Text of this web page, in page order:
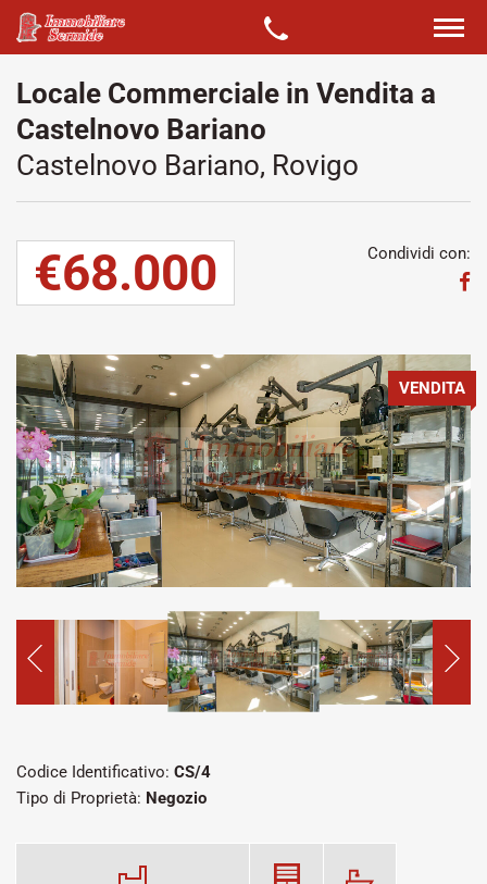
Locale Commerciale in Vendita a
Castelnovo Bariano
Castelnovo Bariano, Rovigo
€68.000 Condividi con:
VENDITA
Codice Identificativo: CS/4
Tipo di Proprietà: Negozio